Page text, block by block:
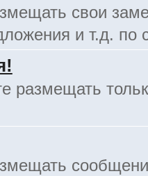
свои
и т.д. по
размещать